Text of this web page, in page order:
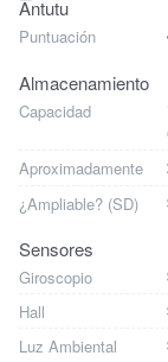
Antutu
Puntuación
Almacenamiento
Capacidad
Aproximadamente
¿Ampliable? (SD)
Sensores
Giroscopio
Hall
Luz Ambiental